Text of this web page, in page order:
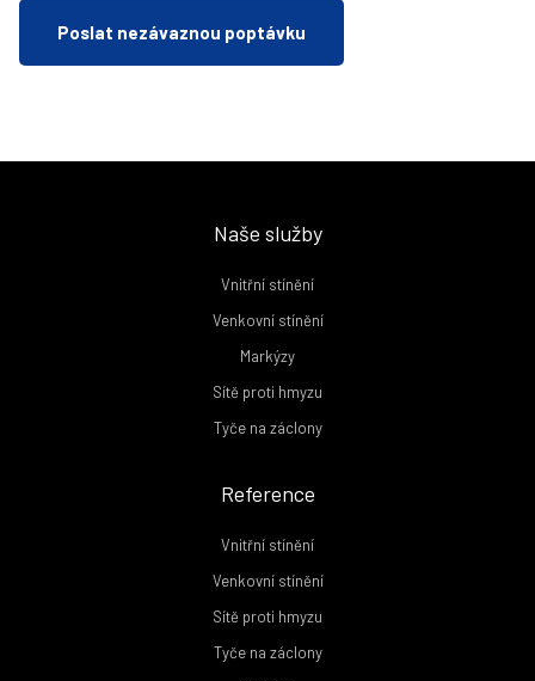
Poslat nezávaznou poptávku
Naše služby
Vnitřní stínění
Venkovní stínění
Markýzy
Sítě proti hmyzu
Tyče na záclony
Reference
Vnitřní stínění
Venkovní stínění
Sítě proti hmyzu
Tyče na záclony